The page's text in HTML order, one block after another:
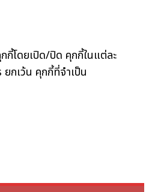
กี้โดยเปิด/ปิด คุกกี้ในแต่ละ
ยกเว้น คุกกี้ที่จำเป็น